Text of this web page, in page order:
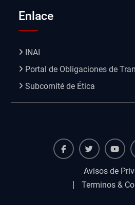
Enlace
INAI
Portal de Obligaciones de
Subcomité de Ética
Avisos de
Terminos &